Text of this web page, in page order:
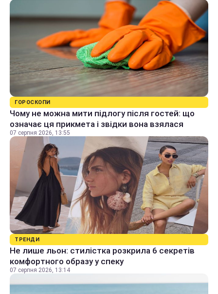
ГОРОСКОПИ
Чому не можна мити підлогу після гостей: що
означає ця прикмета і звідки вона взялася
07 серпня 2026, 13:55
ТРЕНДИ
Не лише льон: стилістка розкрила 6 секретів
комфортного образу у спеку
07 серпня 2026, 13:14